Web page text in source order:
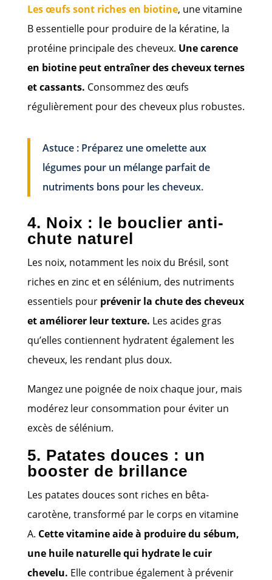
Les œufs sont riches en biotine, une vitamine
B essentielle pour produire de la kératine, la
protéine principale des cheveux. Une carence
en biotine peut entraîner des cheveux ternes
et cassants. Consommez des œufs
régulièrement pour des cheveux plus robustes.
Astuce : Préparez une omelette aux
légumes pour un mélange parfait de
nutriments bons pour les cheveux.
4. Noix : le bouclier anti-
chute naturel
Les noix, notamment les noix du Brésil, sont
riches en zinc et en sélénium, des nutriments
essentiels pour prévenir la chute des cheveux
et améliorer leur texture. Les acides gras
qu’elles contiennent hydratent également les
cheveux, les rendant plus doux.
Mangez une poignée de noix chaque jour, mais
modérez leur consommation pour éviter un
excès de sélénium.
5. Patates douces : un
booster de brillance
Les patates douces sont riches en bêta-
carotène, transformé par le corps en vitamine
A. Cette vitamine aide à produire du sébum,
une huile naturelle qui hydrate le cuir
chevelu. Elle contribue également à prévenir